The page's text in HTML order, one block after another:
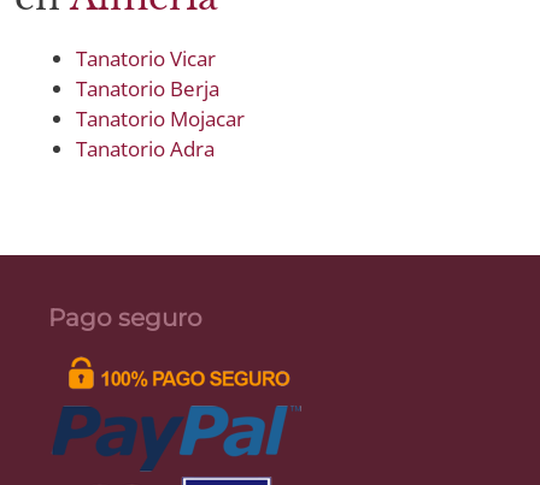
Tanatorio Vicar
Tanatorio Berja
Tanatorio Mojacar
Tanatorio Adra
Pago seguro